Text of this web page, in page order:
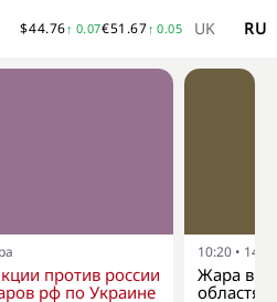
$44.76↑ 0.07€51.67↑ 0.05 UK RU
против россии
рф по Украине
10:20 •
Жара в